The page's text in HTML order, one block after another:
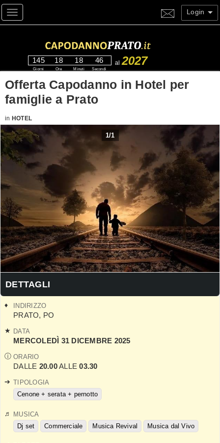
Toggle navigation Login
145
Giorni
18
Ore
18
Minuti
45
Secondi
al 2027
Offerta Capodanno in Hotel per
famiglie a Prato
in HOTEL
1/1
DETTAGLI
INDIRIZZO
PRATO, PO
DATA
MERCOLEDÌ 31 DICEMBRE 2025
ORARIO
DALLE 20.00ALLE03.30
TIPOLOGIA
Cenone + serata + pernotto
MUSICA
Dj set
Commerciale Musica Revival Musica dal Vivo